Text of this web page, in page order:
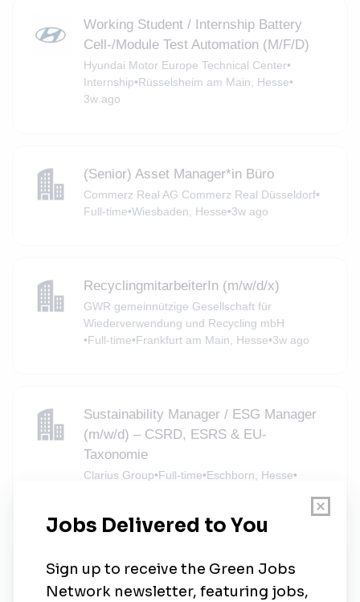
Working Student / Internship Battery
Cell-/Module Test Automation (M/F/D)
Hyundai Motor Europe Technical Center•
Internship•Rüsselsheim am Main, Hesse•
3w ago
(Senior) Asset Manager*in Büro
Commerz Real AG Commerz Real Düsseldorf•
Full-time•Wiesbaden, Hesse•3w ago
RecyclingmitarbeiterIn (m/w/d/x)
GWR gemeinnützige Gesellschaft für
Wiederverwendung und Recycling mbH
•Full-time•Frankfurt am Main, Hesse•3w ago
Sustainability Manager / ESG Manager
(m/w/d) – CSRD, ESRS & EU-
Taxonomie
Clarius Group•Full-time•Eschborn, Hesse•
Senior Battery Systems Engineer (m/f/d)
Wingcopter•Full-time•Weiterstadt, Hesse•